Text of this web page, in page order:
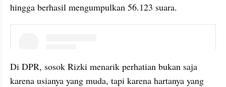
hingga berhasil mengumpulkan 56.123 suara.
Di DPR, sosok Rizki menarik perhatian bukan saja
karena usianya yang muda, tapi karena hartanya yang